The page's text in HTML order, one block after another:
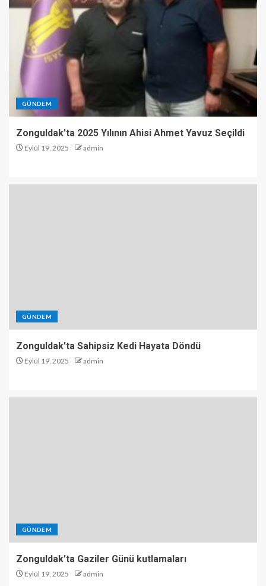
GÜNDEM
Zonguldak’ta 2025 Yılının Ahisi Ahmet Yavuz Seçildi
Eylül 19, 2025 admin
GÜNDEM
Zonguldak’ta Sahipsiz Kedi Hayata Döndü
Eylül 19, 2025 admin
GÜNDEM
Zonguldak’ta Gaziler Günü kutlamaları
Eylül 19, 2025 admin